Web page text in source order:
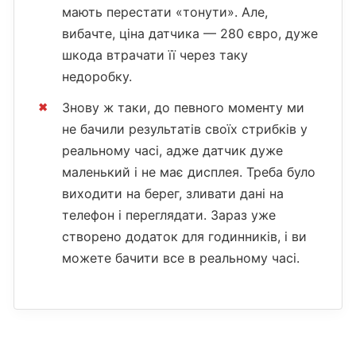
мають перестати «тонути». Але,
вибачте, ціна датчика — 280 євро, дуже
шкода втрачати її через таку
недоробку.
Знову ж таки, до певного моменту ми
не бачили результатів своїх стрибків у
реальному часі, адже датчик дуже
маленький і не має дисплея. Треба було
виходити на берег, зливати дані на
телефон і переглядати. Зараз уже
створено додаток для годинників, і ви
можете бачити все в реальному часі.